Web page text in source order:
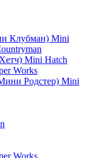
Mini
Mini Hatch
Works
Mini
Works